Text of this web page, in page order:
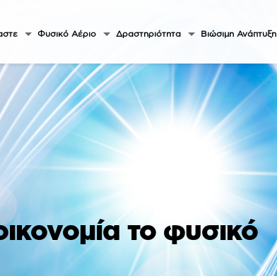
Φυσικό Αέριο Δραστηριότητα Βιώσιμη Ανάπτυξη
το φυσικό